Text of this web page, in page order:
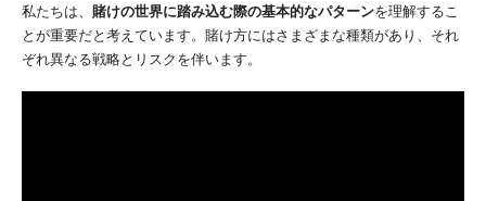
私たちは、 賭けの世界に踏み込む際の基本的なパターンを理解するこ
とが重要だと考えています。賭け方にはさまざまな種類があり、それ
ぞれ異なる戦略とリスクを伴います。